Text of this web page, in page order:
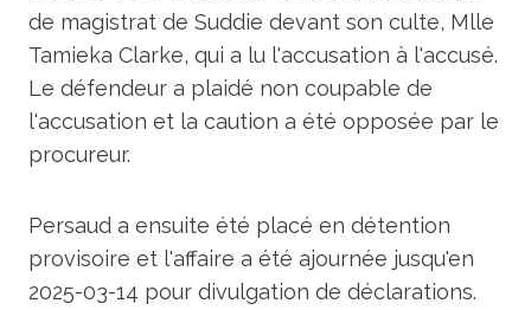
de magistrat de Suddie devant son culte, Mlle
Tamieka Clarke, qui a lu l'accusation à l'accusé.
Le défendeur a plaidé non coupable de
l'accusation et la caution a été opposée par le
procureur.
Persaud a ensuite été placé en détention
provisoire et l'affaire a été ajournée jusqu'en
2025-03-14 pour divulgation de déclarations.